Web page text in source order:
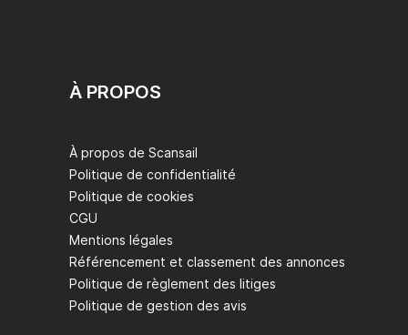
À PROPOS
À propos de Scansail
Politique de confidentialité
Politique de cookies
CGU
Mentions légales
Référencement et classement des annonces
Politique de règlement des litiges
Politique de gestion des avis